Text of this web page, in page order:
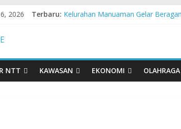
2026 Terbaru: Kelurahan Manuaman Gelar
Hasil KKN Kolaborasi UGM-Undana
NTT
KAWASAN EKONOMI OLAHRAGA